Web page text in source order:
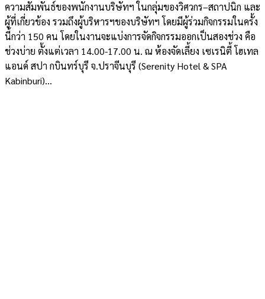
ความสัมพันธ์ของพนักงานบริษัทฯ ในกลุ่มของวิศวกร–สถาปนิก และ
ผู้ที่เกี่ยวข้อง รวมถึงผู้บริหารฯของบริษัทฯ โดยมีผู้ร่วมกิจกรรมในครั้ง
นี้กว่า 150 คน โดยในงานจะแบ่งการจัดกิจกรรมออกเป็นสองช่วง คือ
ช่วงบ่าย ตั้งแต่เวลา 14.00-17.00 น. ณ ห้องจัดเลี้ยง เซเรนิตี้ โฮเทล
แอนด์ สปา กบินทร์บุรี จ.ปราจีนบุรี (Serenity Hotel & SPA
Kabinburi)...